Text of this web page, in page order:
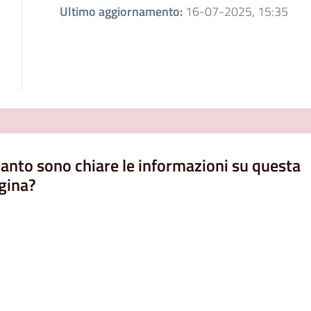
Ultimo aggiornamento: 16-07-2025, 15:35
sono chiare le informazioni su questa